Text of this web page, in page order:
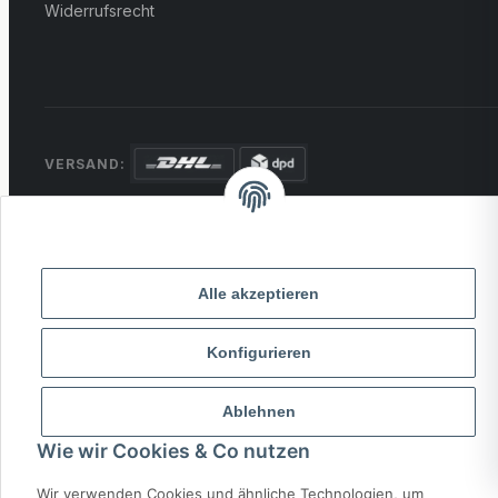
Alle akzeptieren
Konfigurieren
Ablehnen
Wie wir Cookies & Co nutzen
Wir verwenden Cookies und ähnliche Technologien, um
Widerrufsrecht
VERSAND:
Überweisung
© 2026 MCTRADE24. Alle Rechte vorbehalten.
Powered byMD IT Solutions